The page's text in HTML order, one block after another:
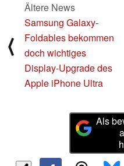
⟨
Ältere News
Samsung Galaxy-
Foldables bekommen
doch wichtiges
Display-Upgrade des
Apple iPhone Ultra
Als